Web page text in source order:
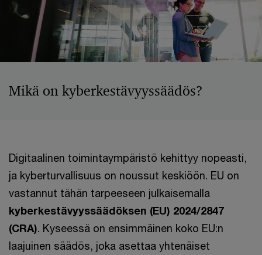
Mikä on kyberkestävyyssäädös?
Digitaalinen toimintaympäristö kehittyy nopeasti,
ja kyberturvallisuus on noussut keskiöön. EU on
vastannut tähän tarpeeseen julkaisemalla
kyberkestävyyssäädöksen (EU) 2024/2847
(CRA). Kyseessä on ensimmäinen koko EU:n
laajuinen säädös, joka asettaa yhtenäiset